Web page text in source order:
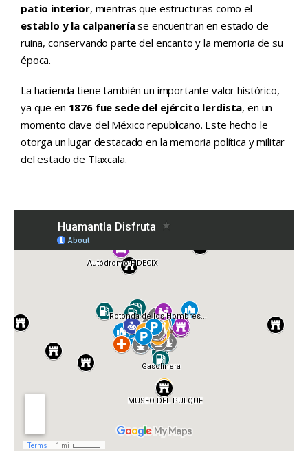
patio interior, mientras que estructuras como el
establo y la calpaneríase encuentran en estado de
ruina, conservando parte del encanto y la memoria de su
época.
La hacienda tiene también un importante valor histórico,
ya que en 1876 fue sede del ejército lerdista, en un
momento clave del México republicano. Este hecho le
otorga un lugar destacado en la memoria política y militar
del estado de Tlaxcala.